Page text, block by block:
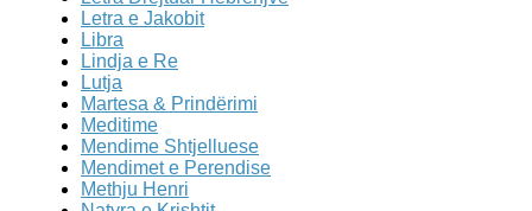
Letra e Jakobit
Libra
Lindja e Re
Lutja
Martesa & Prindërimi
Meditime
Mendime Shtjelluese
Mendimet e Perendise
Methju Henri